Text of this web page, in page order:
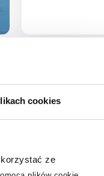
cookies
ze
Dodaj